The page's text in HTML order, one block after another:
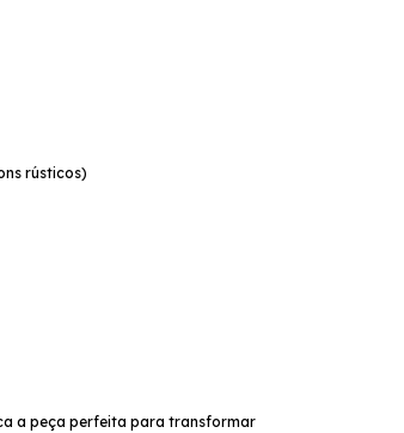
rústicos)
a peça perfeita para transformar